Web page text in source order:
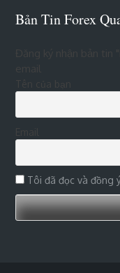
Bản Tin Forex
Đăng ký nhận bản
Tên của bạn
Tôi đã đọc và đồng